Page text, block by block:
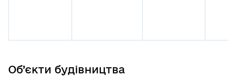
Об’єкти будівництва